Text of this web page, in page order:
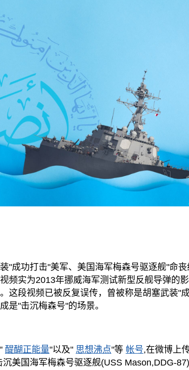
"成功打击"美军、美国海军梅森号驱逐舰"命丧
频实为2013年挪威海军测试新型反舰导弹的
这段视频已被反复误传，曾被称是胡塞武装"
是"击沉梅森号"的场景。
醍醐正能量"以及" 思想沸点"等 帐号,在微博上
美国海军梅森号驱逐舰(USS Mason,DDG-